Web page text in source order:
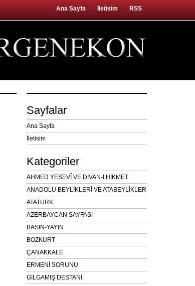
Ana Sayfa İletisim RSS
Sayfalar
Ana Sayfa
İletisim
Kategoriler
AHMED YESEVÎ VE DİVAN-I HİKMET
ANADOLU BEYLİKLERİ VE ATABEYLİKLER
ATATÜRK
AZERBAYCAN SAYFASI
BASIN-YAYIN
BOZKURT
ÇANAKKALE
ERMENİ SORUNU
GILGAMIŞ DESTANI